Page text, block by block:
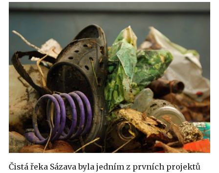
Čistá řeka Sázava byla jedním z prvních projektů